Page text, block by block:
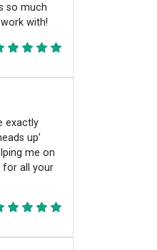
so much
with!
exactly
up’
me on
for all your